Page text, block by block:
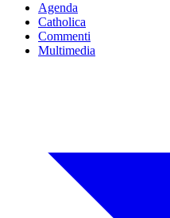
Agenda
Catholica
Commenti
Multimedia